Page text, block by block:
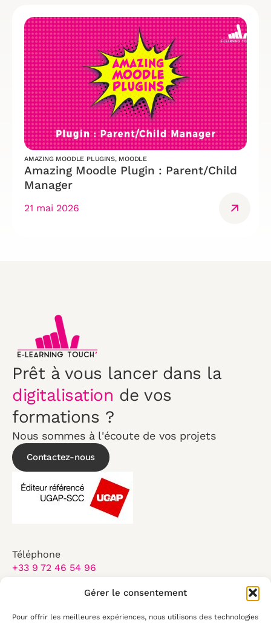
Gérer le consentement
Pour offrir les meilleures expériences, nous utilisons des technologies
AMAZING MOODLE PLUGINS, MOODLE
Amazing Moodle Plugin : Parent/Child
Manager
21 mai 2026
Prêt à vous lancer dans la
digitalisation de vos
formations ?
Nous sommes à l'écoute de vos projets
Contactez-nous
Téléphone
+33 9 72 46 54 96